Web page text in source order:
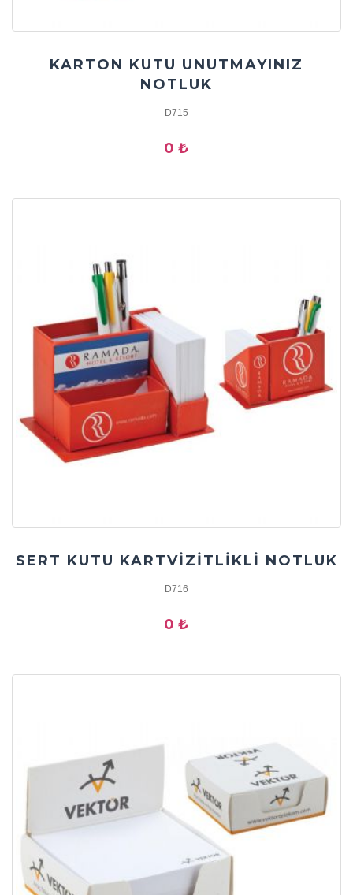
KARTON KUTU UNUTMAYINIZ
NOTLUK
D715
0 ₺
SERT KUTU KARTVİZİTLİKLİ NOTLUK
D716
0 ₺